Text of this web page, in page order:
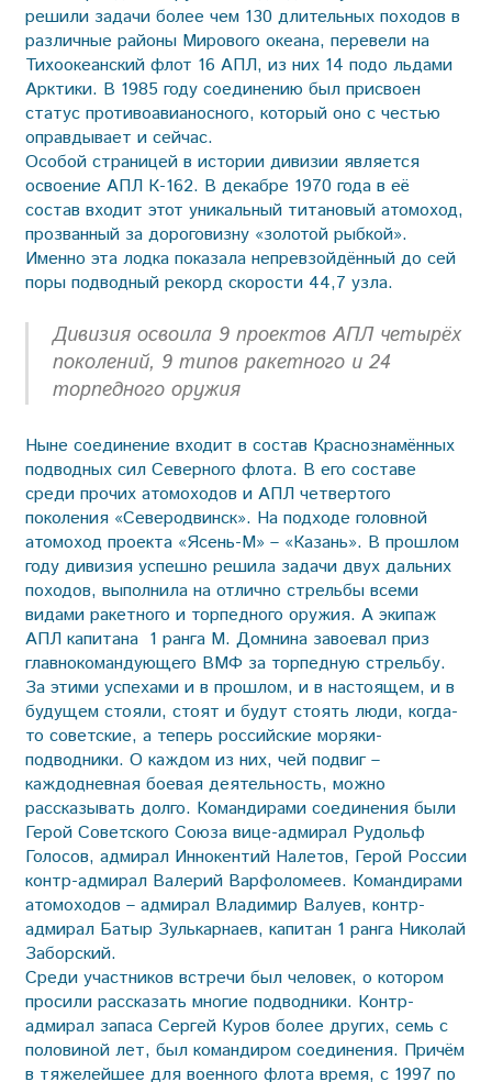
решили задачи более чем 130 длительных походов в
различные районы Мирового океана, перевели на
Тихоокеанский флот 16 АПЛ, из них 14 подо льдами
Арктики. В 1985 году соединению был присвоен
статус противоавианосного, который оно с честью
оправдывает и сейчас.
Особой страницей в истории дивизии является
освоение АПЛ К-162. В декабре 1970 года в её
состав входит этот уникальный титановый атомоход,
прозванный за дороговизну «золотой рыбкой».
Именно эта лодка показала непревзойдённый до сей
поры подводный рекорд скорости 44,7 узла.
Дивизия освоила 9 проектов АПЛ четырёх
поколений, 9 типов ракетного и 24
торпедного оружия
Ныне соединение входит в состав Краснознамённых
подводных сил Северного флота. В его составе
среди прочих атомоходов и АПЛ четвертого
поколения «Северодвинск». На подходе головной
атомоход проекта «Ясень-М» – «Казань». В прошлом
году дивизия успешно решила задачи двух дальних
походов, выполнила на отлично стрельбы всеми
видами ракетного и торпедного оружия. А экипаж
АПЛ капитана 1 ранга М. Домнина завоевал приз
главнокомандующего ВМФ за торпедную стрельбу.
За этими успехами и в прошлом, и в настоящем, и в
будущем стояли, стоят и будут стоять люди, когда-
то советские, а теперь российские моряки-
подводники. О каждом из них, чей подвиг –
каждодневная боевая деятельность, можно
рассказывать долго. Командирами соединения были
Герой Советского Союза вице-адмирал Рудольф
Голосов, адмирал Иннокентий Налетов, Герой России
контр-адмирал Валерий Варфоломеев. Командирами
атомоходов – адмирал Владимир Валуев, контр-
адмирал Батыр Зулькарнаев, капитан 1 ранга Николай
Заборский.
Среди участников встречи был человек, о котором
просили рассказать многие подводники. Контр-
адмирал запаса Сергей Куров более других, семь с
половиной лет, был командиром соединения. Причём
в тяжелейшее для военного флота время, с 1997 по